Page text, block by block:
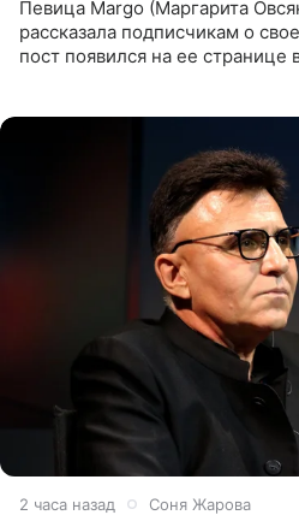
Певица Margo (Маргарита
рассказала подписчикам о
пост появился на ее странице
2 часа назад Соня Жарова